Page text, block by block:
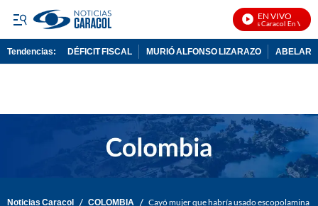
EN VIVO
Noticias Caracol En Vivo
Tendencias: DÉFICIT FISCAL MURIÓ ALFONSO LIZARAZO
Noticias Caracol / COLOMBIA / Cayó mujer que habría usado escopolamina